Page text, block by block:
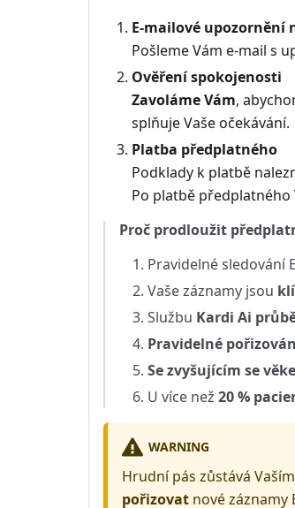
E-mailové upozornění
Pošleme Vám e-mail s
Ověření spokojenosti
Zavoláme Vám,
splňuje Vaše očekávání.
Platba předplatného
Podklady k platbě
Po platbě
Proč prodloužit
Pravidelné sledování
Vaše záznamy jsou
Službu Kardi Ai
Pravidelné
Se zvyšujícím se
U více než 20 %
WARNING
Hrudní pás zůstává
pořizovat nové záznamy